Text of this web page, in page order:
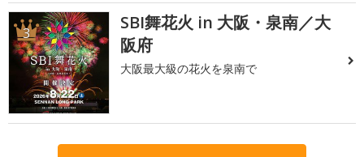
3
SBI舞花火 in 大阪・泉南／大
阪府
大阪最大級の花火を泉南で